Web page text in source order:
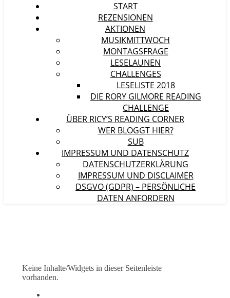
START
REZENSIONEN
AKTIONEN
MUSIKMITTWOCH
MONTAGSFRAGE
LESELAUNEN
CHALLENGES
LESELISTE 2018
DIE RORY GILMORE READING
CHALLENGE
ÜBER RICY’S READING CORNER
WER BLOGGT HIER?
SUB
IMPRESSUM UND DATENSCHUTZ
DATENSCHUTZERKLÄRUNG
IMPRESSUM UND DISCLAIMER
DSGVO (GDPR) – PERSÖNLICHE
DATEN ANFORDERN
Keine Inhalte/Widgets in dieser Seitenleiste
vorhanden.